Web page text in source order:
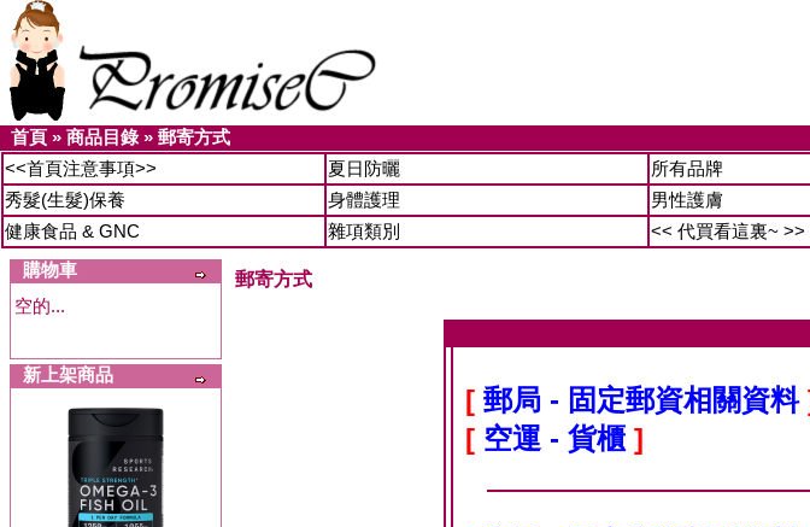
首頁 » 商品目錄» 郵寄方式
<<首頁注意事項>>
夏日防曬 所有品牌
秀髮(生髮)保養
身體護理 男性護膚
健康食品 & GNC
雜項類別 << 代買看這裏~ >>
購物車
空的...
新上架商品
郵寄方式
[ 郵局 - 固定郵資相關資料
[ 空運 - 貨櫃]